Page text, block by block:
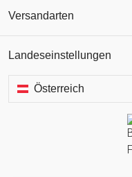
Versandarten
Landeseinstellungen
Österreich